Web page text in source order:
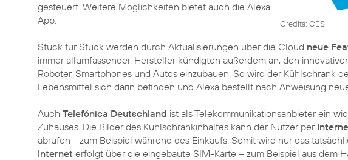
Credits: CES
gesteuert. Weitere Möglichkeiten bietet auch die Alexa
App.
Stück für Stück werden durch Aktualisierungen über die Cloud neue
immer allumfassender. Hersteller kündigten außerdem an, den
Roboter, Smartphones und Autos einzubauen. So wird der Kühlschrank
Lebensmittel sich darin befinden und Alexa bestellt nach Anweisung
Auch Telefónica Deutschland ist als Telekommunikationsanbieter ein
Zuhauses. Die Bilder des Kühlschrankinhaltes kann der Nutzer per
abrufen - zum Beispiel während des Einkaufs. Somit wird nur das
Internet erfolgt über die eingebaute SIM-Karte – zum Beispiel aus dem